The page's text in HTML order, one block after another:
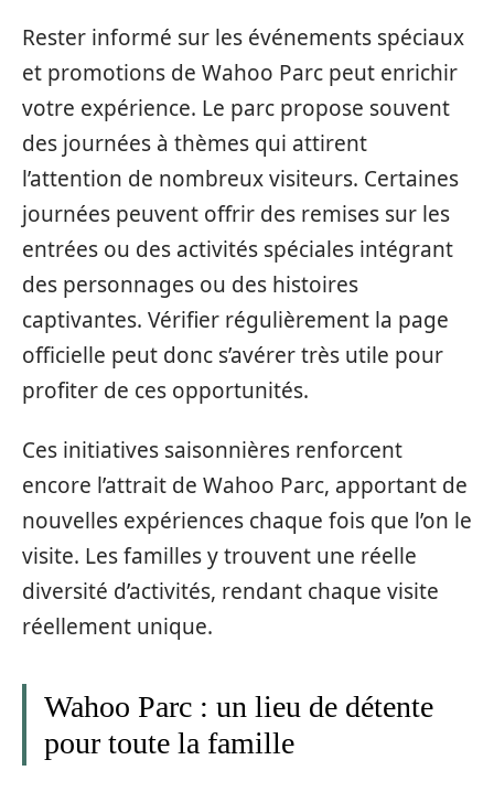
Rester informé sur les événements spéciaux
et promotions de Wahoo Parc peut enrichir
votre expérience. Le parc propose souvent
des journées à thèmes qui attirent
l’attention de nombreux visiteurs. Certaines
journées peuvent offrir des remises sur les
entrées ou des activités spéciales intégrant
des personnages ou des histoires
captivantes. Vérifier régulièrement la page
officielle peut donc s’avérer très utile pour
profiter de ces opportunités.
Ces initiatives saisonnières renforcent
encore l’attrait de Wahoo Parc, apportant de
nouvelles expériences chaque fois que l’on le
visite. Les familles y trouvent une réelle
diversité d’activités, rendant chaque visite
réellement unique.
Wahoo Parc : un lieu de détente
pour toute la famille